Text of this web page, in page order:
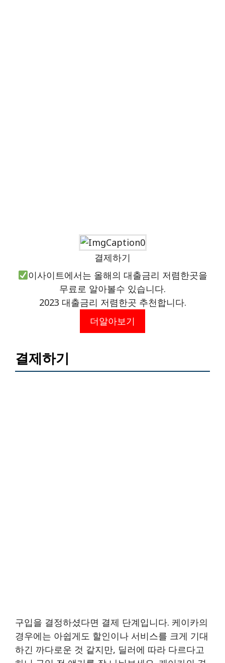
결제하기
이사이트에서는 올해의 대출금리 저렴한곳을
무료로 알아볼수 있습니다.
2023 대출금리 저렴한곳 추천합니다.
더알아보기
결제하기
구입을 결정하셨다면 결제 단계입니다. 케이카의
경우에는 아쉽게도 할인이나 서비스를 크게 기대
하긴 까다로운 것 같지만, 딜러에 따라 다르다고